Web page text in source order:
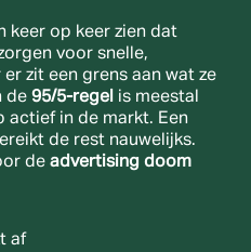
keer op keer zien dat
voor snelle,
zit een grens aan wat ze
de 95/5-regel is meestal
actief in de markt. Een
de rest nauwelijks.
de advertising doom
af